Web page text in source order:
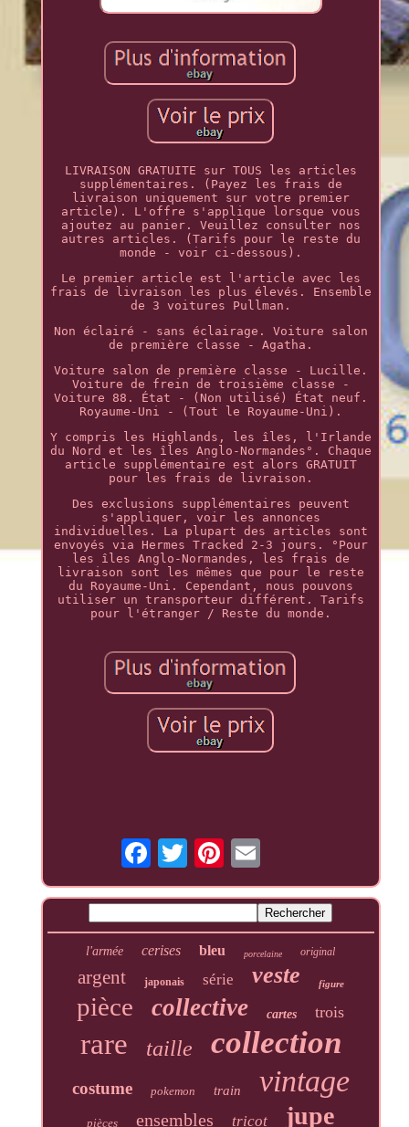
LIVRAISON GRATUITE sur TOUS les articles
supplémentaires. (Payez les frais de
livraison uniquement sur votre premier
article). L'offre s'applique lorsque vous
ajoutez au panier. Veuillez consulter nos
autres articles. (Tarifs pour le reste du
monde - voir ci-dessous).
Le premier article est l'article avec les
frais de livraison les plus élevés. Ensemble
de 3 voitures Pullman.
Non éclairé - sans éclairage. Voiture salon
de première classe - Agatha.
Voiture salon de première classe - Lucille.
Voiture de frein de troisième classe -
Voiture 88. État - (Non utilisé) État neuf.
Royaume-Uni - (Tout le Royaume-Uni).
Y compris les Highlands, les îles, l'Irlande
du Nord et les îles Anglo-Normandes°. Chaque
article supplémentaire est alors GRATUIT
pour les frais de livraison.
Des exclusions supplémentaires peuvent
s'appliquer, voir les annonces
individuelles. La plupart des articles sont
envoyés via Hermes Tracked 2-3 jours. °Pour
les îles Anglo-Normandes, les frais de
livraison sont les mêmes que pour le reste
du Royaume-Uni. Cependant, nous pouvons
utiliser un transporteur différent. Tarifs
pour l'étranger / Reste du monde.
l'armée cerises bleu porcelaine original
argent japonais série veste figure
pièce collective cartes trois
rare taille collection
costume pokemon train vintage
pièces ensembles tricot jupe